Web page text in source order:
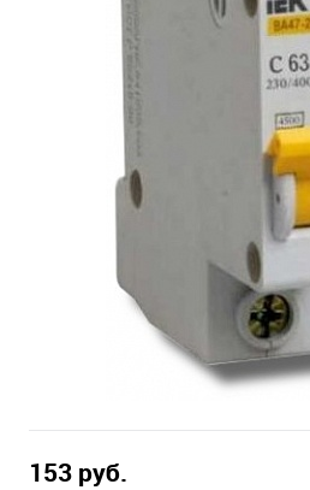
153 руб.